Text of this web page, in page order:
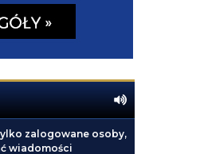
zalogowane osoby,
wiadomości